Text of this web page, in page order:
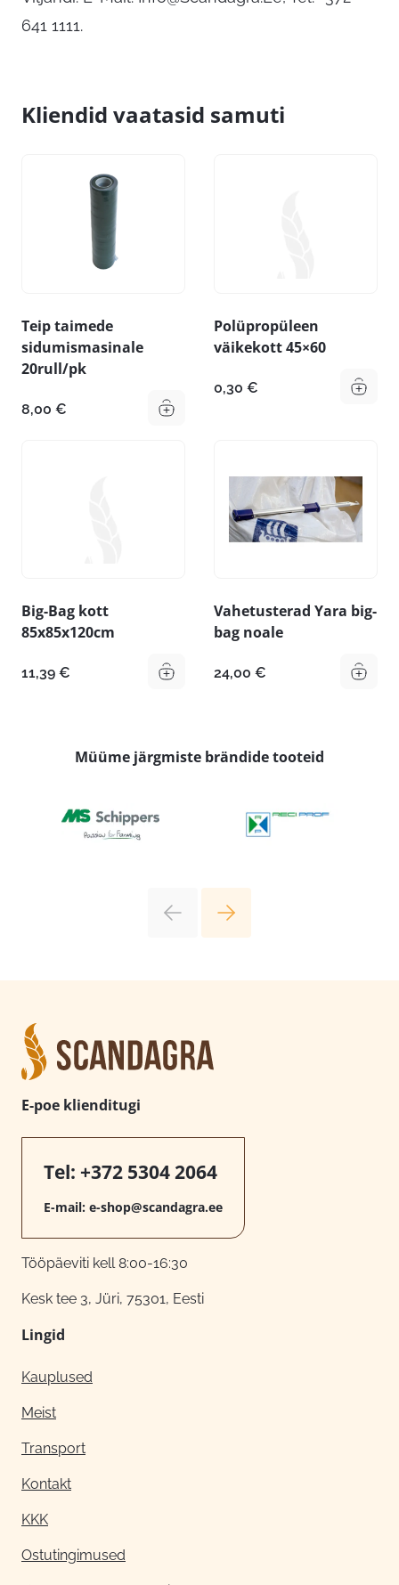
641 1111.
Kliendid vaatasid samuti
Teip taimede
sidumismasinale
20rull/pk
8,00 €
Polüpropüleen
väikekott 45×60
0,30 €
Big-Bag kott
85x85x120cm
11,39 €
Vahetusterad Yara big-
bag noale
24,00 €
Müüme järgmiste brändide tooteid
E-poe klienditugi
Tel: +372 5304 2064
E-mail: e-shop@scandagra.ee
Tööpäeviti kell 8:00-16:30
Kesk tee 3, Jüri, 75301, Eesti
Lingid
Kauplused
Meist
Transport
Kontakt
KKK
Ostutingimused